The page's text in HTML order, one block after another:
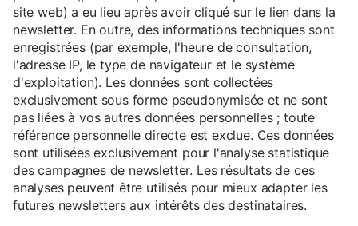
site web) a eu lieu après avoir cliqué sur le lien dans la
newsletter. En outre, des informations techniques sont
enregistrées (par exemple, l'heure de consultation,
l'adresse IP, le type de navigateur et le système
d'exploitation). Les données sont collectées
exclusivement sous forme pseudonymisée et ne sont
pas liées à vos autres données personnelles ; toute
référence personnelle directe est exclue. Ces données
sont utilisées exclusivement pour l'analyse statistique
des campagnes de newsletter. Les résultats de ces
analyses peuvent être utilisés pour mieux adapter les
futures newsletters aux intérêts des destinataires.